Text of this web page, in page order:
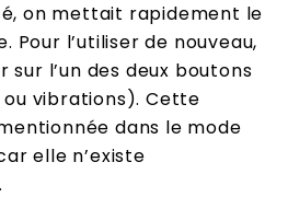
on mettait rapidement le
Pour l’utiliser de nouveau,
sur l’un des deux boutons
vibrations). Cette
dans le mode
elle n’existe